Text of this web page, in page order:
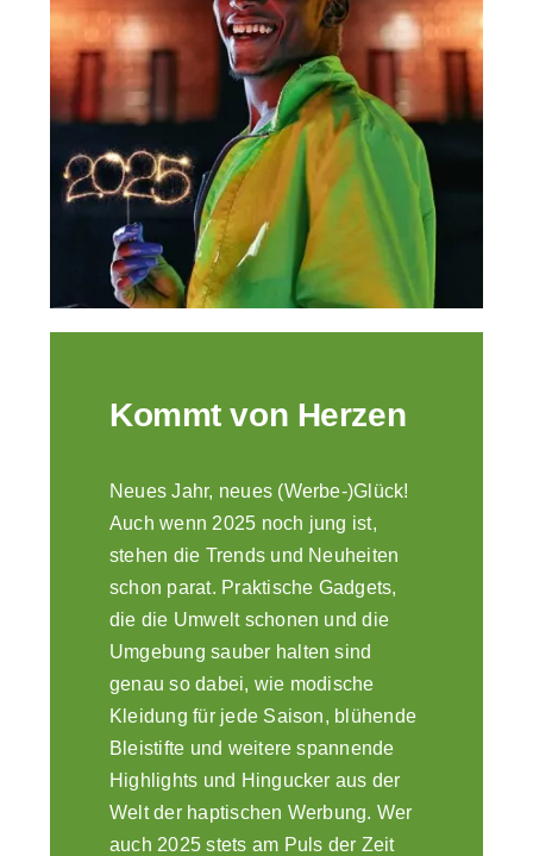
Company Profiles
Best Practices
Brand Storys
Nachhaltigkeit
Kommt von Herzen
Neues Jahr, neues (Werbe-)Glück!
Auch wenn 2025 noch jung ist,
stehen die Trends und Neuheiten
schon parat. Praktische Gadgets,
die die Umwelt schonen und die
Umgebung sauber halten sind
genau so dabei, wie modische
Kleidung für jede Saison, blühende
Bleistifte und weitere spannende
Highlights und Hingucker aus der
Welt der haptischen Werbung. Wer
auch 2025 stets am Puls der Zeit